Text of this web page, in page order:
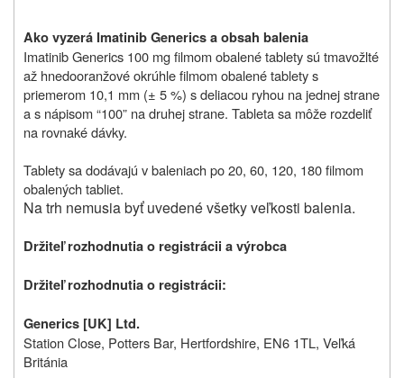
Ako vyzerá Imatinib Generics a obsah balenia
Imatinib Generics 100 mg filmom obalené tablety sú tmavožlté
až hnedooranžové okrúhle filmom obalené tablety s
priemerom 10,1 mm (± 5 %) s deliacou ryhou na jednej strane
a s nápisom “100” na druhej strane. Tableta sa môže rozdeliť
na rovnaké dávky.
Tablety sa dodávajú v baleniach po 20, 60, 120, 180 filmom
obalených tabliet.
Na trh nemusia byť uvedené všetky veľkosti balenia.
Držiteľ rozhodnutia o registrácii a výrobca
Držiteľ rozhodnutia o registrácii:
Generics [UK] Ltd.
Station Close, Potters Bar, Hertfordshire, EN6 1TL, Veľká
Británia